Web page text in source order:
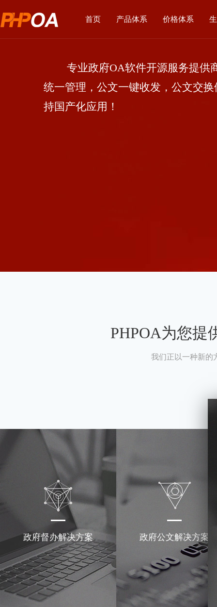
首页 产品体系 价格体系
专业政府OA软件开源服务提供商
统一管理，公文一键收发，公文交
持国产化应用！
PHPOA为您提
我们正以一种新的
政府督办解决方案 政府公文解决方案